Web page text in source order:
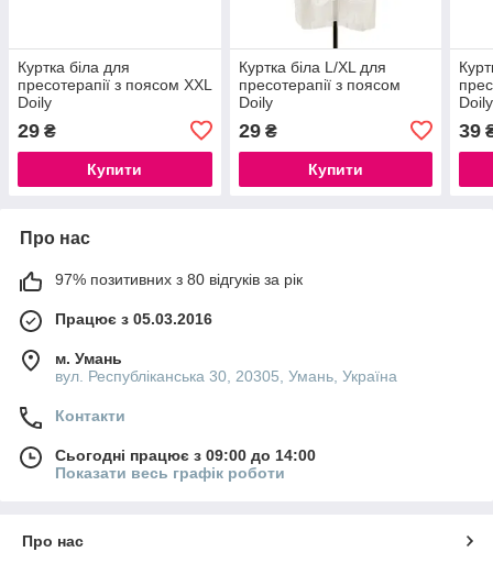
Куртка біла для
пресотерапії з поясом XXL
Doily
29 ₴
Купити
Куртка біла L/XL для
пресотерапії з поясом
Doily
29₴
Купити
Doily
39
Про нас
97% позитивних з 80 відгуків за рік
Працює з 05.03.2016
м. Умань
вул. Республіканська 30, 20305, Умань, Україна
Контакти
Сьогодні працює з 09:00 до 14:00
Показати весь графік роботи
Про нас